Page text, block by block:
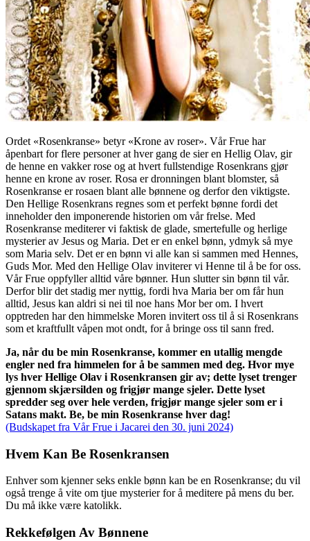
Ordet «Rosenkranse» betyr «Krone av roser». Vår Frue har
åpenbart for flere personer at hver gang de sier en Hellig Olav, gir
de henne en vakker rose og at hvert fullstendige Rosenkrans gjør
henne en krone av roser. Rosa er dronningen blant blomster, så
Rosenkranse er rosaen blant alle bønnene og derfor den viktigste.
Den Hellige Rosenkrans regnes som et perfekt bønne fordi det
inneholder den imponerende historien om vår frelse. Med
Rosenkranse mediterer vi faktisk de glade, smertefulle og herlige
mysterier av Jesus og Maria. Det er en enkel bønn, ydmyk så mye
som Maria selv. Det er en bønn vi alle kan si sammen med Hennes,
Guds Mor. Med den Hellige Olav inviterer vi Henne til å be for oss.
Vår Frue oppfyller alltid våre bønner. Hun slutter sin bønn til vår.
Derfor blir det stadig mer nyttig, fordi hva Maria ber om får hun
alltid, Jesus kan aldri si nei til noe hans Mor ber om. I hvert
opptreden har den himmelske Moren invitert oss til å si Rosenkrans
som et kraftfullt våpen mot ondt, for å bringe oss til sann fred.
Ja, når du be min Rosenkranse, kommer en utallig mengde
engler ned fra himmelen for å be sammen med deg. Hvor mye
lys hver Hellige Olav i Rosenkransen gir av; dette lyset trenger
gjennom skjærsilden og frigjør mange sjeler. Dette lyset
spredder seg over hele verden, frigjør mange sjeler som er i
Satans makt. Be, be min Rosenkranse hver dag!
(Budskapet fra Vår Frue i Jacarei den 30. juni 2024)
Hvem Kan Be Rosenkransen
Enhver som kjenner seks enkle bønn kan be en Rosenkranse; du vil
også trenge å vite om tjue mysterier for å meditere på mens du ber.
Du må ikke være katolikk.
Rekkefølgen Av Bønnene